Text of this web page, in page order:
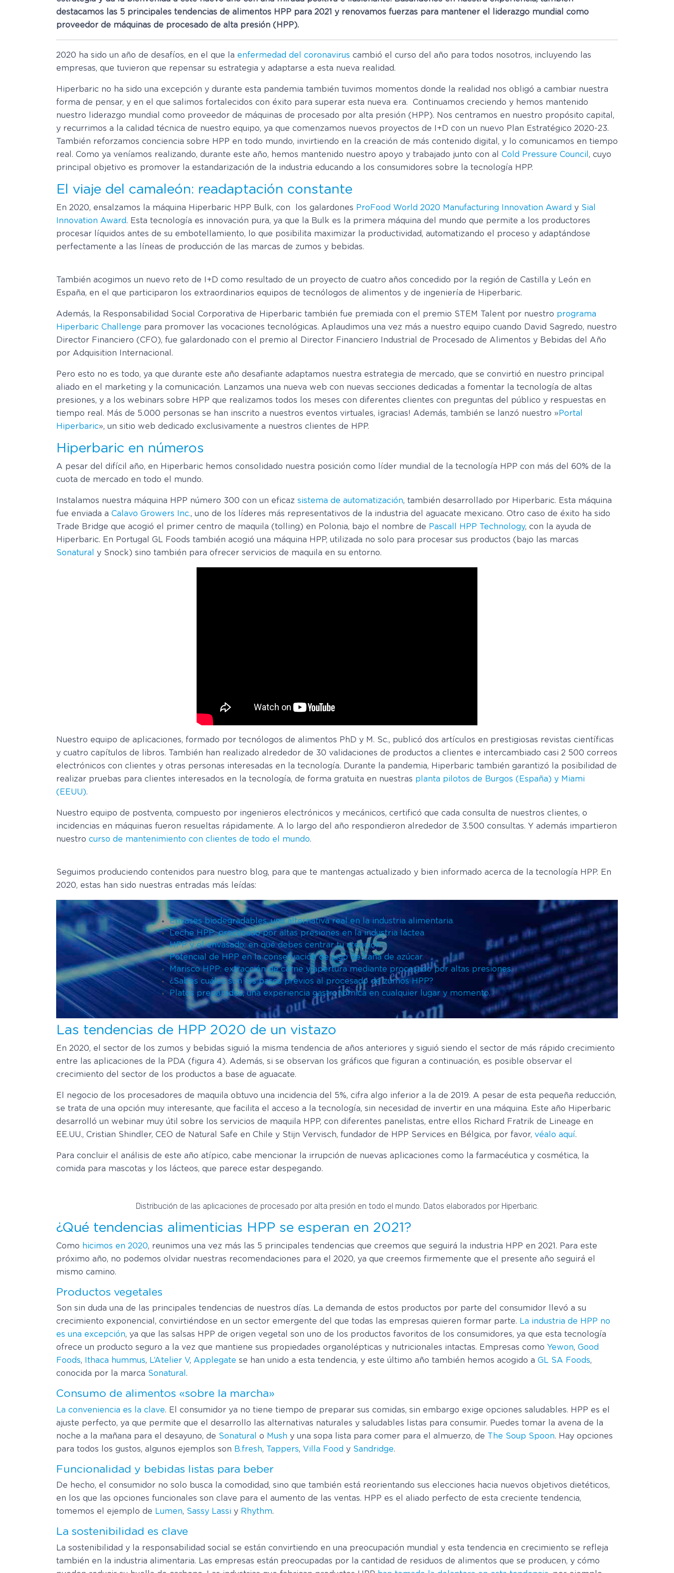
destacamos las 5 principales tendencias de alimentos HPP para 2021 y renovamos fuerzas para mantener el liderazgo mundial como
proveedor de máquinas de procesado de alta presión (HPP).
2020 ha sido un año de desafíos, en el que la enfermedad del coronavirus cambió el curso del año para todos nosotros, incluyendo las
empresas, que tuvieron que repensar su estrategia y adaptarse a esta nueva realidad.
Hiperbaric no ha sido una excepción y durante esta pandemia también tuvimos momentos donde la realidad nos obligó a cambiar nuestra
forma de pensar, y en el que salimos fortalecidos con éxito para superar esta nueva era. Continuamos creciendo y hemos mantenido
nuestro liderazgo mundial como proveedor de máquinas de procesado por alta presión (HPP). Nos centramos en nuestro propósito capital,
y recurrimos a la calidad técnica de nuestro equipo, ya que comenzamos nuevos proyectos de I+D con un nuevo Plan Estratégico 2020-23.
También reforzamos conciencia sobre HPP en todo mundo, invirtiendo en la creación de más contenido digital, y lo comunicamos en tiempo
real. Como ya veníamos realizando, durante este año, hemos mantenido nuestro apoyo y trabajado junto con al Cold Pressure Council , cuyo
principal objetivo es promover la estandarización de la industria educando a los consumidores sobre la tecnología HPP.
El viaje del camaleón: readaptación constante
En 2020, ensalzamos la máquina Hiperbaric HPP Bulk, con los galardones ProFood World 2020 Manufacturing Innovation Award y Sial
Innovation Award. Esta tecnología es innovación pura, ya que la Bulk es la primera máquina del mundo que permite a los productores
procesar líquidos antes de su embotellamiento, lo que posibilita maximizar la productividad, automatizando el proceso y adaptándose
perfectamente a las líneas de producción de las marcas de zumos y bebidas.
También acogimos un nuevo reto de I+D como resultado de un proyecto de cuatro años concedido por la región de Castilla y León en
España, en el que participaron los extraordinarios equipos de tecnólogos de alimentos y de ingeniería de Hiperbaric.
Además, la Responsabilidad Social Corporativa de Hiperbaric también fue premiada con el premio STEM Talent por nuestro programa
Hiperbaric Challenge para promover las vocaciones tecnológicas. Aplaudimos una vez más a nuestro equipo cuando David Sagredo, nuestro
Director Financiero (CFO), fue galardonado con el premio al Director Financiero Industrial de Procesado de Alimentos y Bebidas del Año
por Adquisition Internacional.
Pero esto no es todo, ya que durante este año desafiante adaptamos nuestra estrategia de mercado, que se convirtió en nuestro principal
aliado en el marketing y la comunicación. Lanzamos una nueva web con nuevas secciones dedicadas a fomentar la tecnología de altas
presiones, y a los webinars sobre HPP que realizamos todos los meses con diferentes clientes con preguntas del público y respuestas en
tiempo real. Más de 5.000 personas se han inscrito a nuestros eventos virtuales, ¡gracias! Además, también se lanzó nuestro » Portal
Hiperbaric», un sitio web dedicado exclusivamente a nuestros clientes de HPP.
Hiperbaric en números
A pesar del difícil año, en Hiperbaric hemos consolidado nuestra posición como líder mundial de la tecnología HPP con más del 60% de la
cuota de mercado en todo el mundo.
Instalamos nuestra máquina HPP número 300 con un eficaz sistema de automatización, también desarrollado por Hiperbaric. Esta máquina
fue enviada a Calavo Growers Inc., uno de los líderes más representativos de la industria del aguacate mexicano. Otro caso de éxito ha sido
Trade Bridge que acogió el primer centro de maquila (tolling) en Polonia, bajo el nombre de Pascall HPP Technology, con la ayuda de
Hiperbaric. En Portugal GL Foods también acogió una máquina HPP, utilizada no solo para procesar sus productos (bajo las marcas
Sonatural
y Snock) sino también para ofrecer servicios de maquila en su entorno.
Nuestro equipo de aplicaciones, formado por tecnólogos de alimentos PhD y M. Sc., publicó dos artículos en prestigiosas revistas científicas
y cuatro capítulos de libros. También han realizado alrededor de 30 validaciones de productos a clientes e intercambiado casi 2 500 correos
electrónicos con clientes y otras personas interesadas en la tecnología. Durante la pandemia, Hiperbaric también garantizó la posibilidad de
realizar pruebas para clientes interesados en la tecnología, de forma gratuita en nuestras planta pilotos de Burgos (España) y Miami
(EEUU).
Nuestro equipo de postventa, compuesto por ingenieros electrónicos y mecánicos, certificó que cada consulta de nuestros clientes, o
incidencias en máquinas fueron resueltas rápidamente. A lo largo del año respondieron alrededor de 3.500 consultas. Y además impartieron
nuestro curso de mantenimiento con clientes de todo el mundo.
Seguimos produciendo contenidos para nuestro blog, para que te mantengas actualizado y bien informado acerca de la tecnología HPP. En
2020, estas han sido nuestras entradas más leídas:
Envases biodegradables, una alternativa real en la industria alimentaria.
Leche HPP: procesado por altas presiones en la industria láctea.
HPP y el envasado; en qué debes centrar tu atención.
Potencial de HPP en la conservación de jugo de caña de azúcar.
Marisco HPP: extracción de carne y apertura mediante procesado por altas presiones.
¿Sabes cuáles son los pasos previos al procesado de zumos HPP?
Platos preparados, una experiencia gastronómica en cualquier lugar y momento.
Las tendencias de HPP 2020 de un vistazo
En 2020, el sector de los zumos y bebidas siguió la misma tendencia de años anteriores y siguió siendo el sector de más rápido crecimiento
entre las aplicaciones de la PDA (figura 4). Además, si se observan los gráficos que figuran a continuación, es posible observar el
crecimiento del sector de los productos a base de aguacate.
El negocio de los procesadores de maquila obtuvo una incidencia del 5%, cifra algo inferior a la de 2019. A pesar de esta pequeña reducción,
se trata de una opción muy interesante, que facilita el acceso a la tecnología, sin necesidad de invertir en una máquina. Este año Hiperbaric
desarrolló un webinar muy útil sobre los servicios de maquila HPP, con diferentes panelistas, entre ellos Richard Fratrik de Lineage en
EE.UU., Cristian Shindler, CEO de Natural Safe en Chile y Stijn Vervisch, fundador de HPP Services en Bélgica, por favor, véalo aquí.
Para concluir el análisis de este año atípico, cabe mencionar la irrupción de nuevas aplicaciones como la farmacéutica y cosmética, la
comida para mascotas y los lácteos, que parece estar despegando.
Distribución de las aplicaciones de procesado por alta presión en todo el mundo. Datos elaborados por Hiperbaric.
¿Qué tendencias alimenticias HPP se esperan en 2021?
Como hicimos en 2020, reunimos una vez más las 5 principales tendencias que creemos que seguirá la industria HPP en 2021. Para este
próximo año, no podemos olvidar nuestras recomendaciones para el 2020, ya que creemos firmemente que el presente año seguirá el
mismo camino.
Productos vegetales
Son sin duda una de las principales tendencias de nuestros días. La demanda de estos productos por parte del consumidor llevó a su
crecimiento exponencial, convirtiéndose en un sector emergente del que todas las empresas quieren formar parte. La industria de HPP no
es una excepción, ya que las salsas HPP de origen vegetal son uno de los productos favoritos de los consumidores, ya que esta tecnología
ofrece un producto seguro a la vez que mantiene sus propiedades organolépticas y nutricionales intactas. Empresas como Yewon, Good
Foods, Ithaca hummus, L’Atelier V, Applegate se han unido a esta tendencia, y este último año también hemos acogido a GL SA Foods,
conocida por la marca Sonatural.
Consumo de alimentos «sobre la marcha»
La conveniencia es la clave. El consumidor ya no tiene tiempo de preparar sus comidas, sin embargo exige opciones saludables. HPP es el
ajuste perfecto, ya que permite que el desarrollo las alternativas naturales y saludables listas para consumir. Puedes tomar la avena de la
noche a la mañana para el desayuno, de Sonatural o Mush y una sopa lista para comer para el almuerzo, de The Soup Spoon. Hay opciones
para todos los gustos, algunos ejemplos son B.fresh, Tappers, Villa Food y Sandridge.
Funcionalidad y bebidas listas para beber
De hecho, el consumidor no solo busca la comodidad, sino que también está reorientando sus elecciones hacia nuevos objetivos dietéticos,
en los que las opciones funcionales son clave para el aumento de las ventas. HPP es el aliado perfecto de esta creciente tendencia,
tomemos el ejemplo de Lumen, Sassy Lassi y Rhythm.
La sostenibilidad es clave
La sostenibilidad y la responsabilidad social se están convirtiendo en una preocupación mundial y esta tendencia en crecimiento se refleja
también en la industria alimentaria. Las empresas están preocupadas por la cantidad de residuos de alimentos que se producen, y cómo